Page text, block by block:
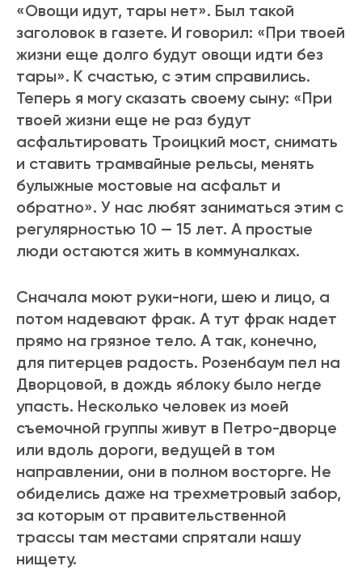
«Овощи идут, тары нет». Был такой
заголовок в газете. И говорил: «При твоей
жизни еще долго будут овощи идти без
тары». К счастью, с этим справились.
Теперь я могу сказать своему сыну: «При
твоей жизни еще не раз будут
асфальтировать Троицкий мост, снимать
и ставить трамвайные рельсы, менять
булыжные мостовые на асфальт и
обратно». У нас любят заниматься этим с
регулярностью 10 — 15 лет. А простые
люди остаются жить в коммуналках.
Сначала моют руки-ноги, шею и лицо, а
потом надевают фрак. А тут фрак надет
прямо на грязное тело. А так, конечно,
для питерцев радость. Розенбаум пел на
Дворцовой, в дождь яблоку было негде
упасть. Несколько человек из моей
съемочной группы живут в Петро-дворце
или вдоль дороги, ведущей в том
направлении, они в полном восторге. Не
обиделись даже на трехметровый забор,
за которым от правительственной
трассы там местами спрятали нашу
нищету.